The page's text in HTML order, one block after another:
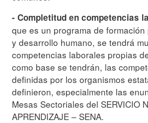
- Completitud en competencias
que es un programa de
y desarrollo humano, se tendrá
competencias laborales propias
como base se tendrán, las
definidas por los organismos
definieron, especialmente las
Mesas Sectoriales del SERVICIO
APRENDIZAJE – SENA.